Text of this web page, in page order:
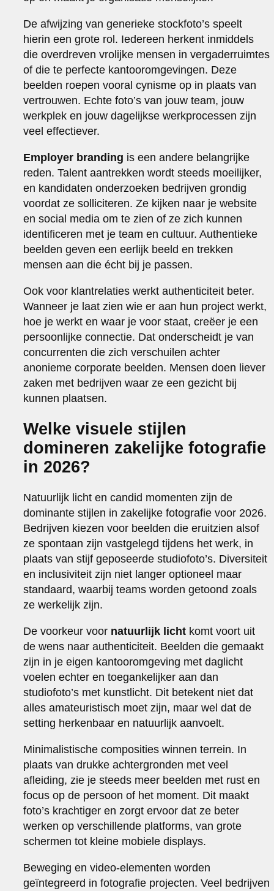
De afwijzing van generieke stockfoto’s speelt
hierin een grote rol. Iedereen herkent inmiddels
die overdreven vrolijke mensen in vergaderruimtes
of die te perfecte kantooromgevingen. Deze
beelden roepen vooral cynisme op in plaats van
vertrouwen. Echte foto’s van jouw team, jouw
werkplek en jouw dagelijkse werkprocessen zijn
veel effectiever.
Employer branding is een andere belangrijke
reden. Talent aantrekken wordt steeds moeilijker,
en kandidaten onderzoeken bedrijven grondig
voordat ze solliciteren. Ze kijken naar je website
en social media om te zien of ze zich kunnen
identificeren met je team en cultuur. Authentieke
beelden geven een eerlijk beeld en trekken
mensen aan die écht bij je passen.
Ook voor klantrelaties werkt authenticiteit beter.
Wanneer je laat zien wie er aan hun project werkt,
hoe je werkt en waar je voor staat, creëer je een
persoonlijke connectie. Dat onderscheidt je van
concurrenten die zich verschuilen achter
anonieme corporate beelden. Mensen doen liever
zaken met bedrijven waar ze een gezicht bij
kunnen plaatsen.
Welke visuele stijlen
domineren zakelijke fotografie
in 2026?
Natuurlijk licht en candid momenten zijn de
dominante stijlen in zakelijke fotografie voor 2026.
Bedrijven kiezen voor beelden die eruitzien alsof
ze spontaan zijn vastgelegd tijdens het werk, in
plaats van stijf geposeerde studiofoto’s. Diversiteit
en inclusiviteit zijn niet langer optioneel maar
standaard, waarbij teams worden getoond zoals
ze werkelijk zijn.
De voorkeur voor natuurlijk licht komt voort uit
de wens naar authenticiteit. Beelden die gemaakt
zijn in je eigen kantooromgeving met daglicht
voelen echter en toegankelijker aan dan
studiofoto’s met kunstlicht. Dit betekent niet dat
alles amateuristisch moet zijn, maar wel dat de
setting herkenbaar en natuurlijk aanvoelt.
Minimalistische composities winnen terrein. In
plaats van drukke achtergronden met veel
afleiding, zie je steeds meer beelden met rust en
focus op de persoon of het moment. Dit maakt
foto’s krachtiger en zorgt ervoor dat ze beter
werken op verschillende platforms, van grote
schermen tot kleine mobiele displays.
Beweging en video-elementen worden
geïntegreerd in fotografie projecten. Veel bedrijven